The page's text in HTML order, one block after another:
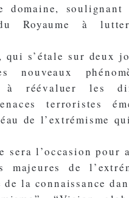
domaine, soulignant
du Royaume à
qui s’étale sur deux
nouveaux
à réévaluer les
terroristes
de l’extrémisme
sera l’occasion pour
majeures de
de la connaissance